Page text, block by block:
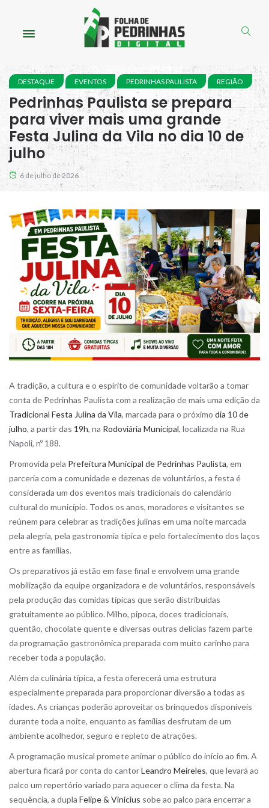
DESTAQUE EVENTOS PEDRINHAS PAULISTA REGIÃO
Pedrinhas Paulista se prepara
para viver mais uma grande
Festa Julina da Vila no dia 10 de
julho
6 de julho de 2026
A tradição, a cultura e o espírito de comunidade voltarão a tomar
conta de Pedrinhas Paulista com a realização de mais uma edição da
Tradicional Festa Julina da Vila, marcada para o próximo dia 10 de
julho, a partir das 19h, na Rodoviária Municipal, localizada na Rua
Napoli, nº 188.
Promovida pela Prefeitura Municipal de Pedrinhas Paulista, em
parceria com a comunidade e dezenas de voluntários, a festa é
considerada um dos eventos mais tradicionais do calendário
cultural do município. Todos os anos, moradores e visitantes se
reúnem para celebrar as tradições julinas em uma noite marcada
pela alegria, pela gastronomia típica e pelo fortalecimento dos laços
entre as famílias.
Os preparativos já estão em fase final e envolvem uma grande
mobilização da equipe organizadora e de voluntários, responsáveis
pela produção das comidas típicas que serão distribuídas
gratuitamente ao público. Milho, pipoca, doces tradicionais,
quentão, chocolate quente e diversas outras delícias fazem parte
da programação gastronômica preparada com muito carinho para
receber toda a população.
Além da culinária típica, a festa oferecerá uma estrutura
especialmente preparada para proporcionar diversão a todas as
idades. As crianças poderão aproveitar os brinquedos disponíveis
durante toda a noite, enquanto as famílias desfrutam de um
ambiente acolhedor, seguro e repleto de atrações.
A programação musical promete animar o público do início ao fim. A
abertura ficará por conta do cantorLeandro Meireles, que levará ao
palco um repertório variado para aquecer o clima da festa. Na
sequência, a dupla Felipe & Vinícius sobe ao palco para encerrar a